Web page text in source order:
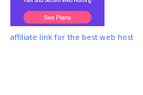
affiliate link for the best web host